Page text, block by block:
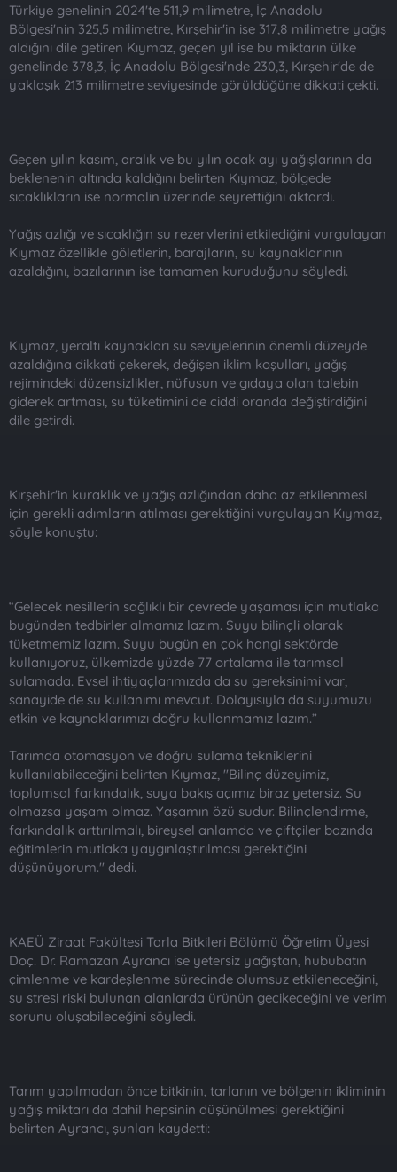
Türkiye genelinin 2024'te 511,9 milimetre, İç Anadolu
Bölgesi'nin 325,5 milimetre, Kırşehir'in ise 317,8 milimetre yağış
aldığını dile getiren Kıymaz, geçen yıl ise bu miktarın ülke
genelinde 378,3, İç Anadolu Bölgesi'nde 230,3, Kırşehir'de de
yaklaşık 213 milimetre seviyesinde görüldüğüne dikkati çekti.
Geçen yılın kasım, aralık ve bu yılın ocak ayı yağışlarının da
beklenenin altında kaldığını belirten Kıymaz, bölgede
sıcaklıkların ise normalin üzerinde seyrettiğini aktardı.
Yağış azlığı ve sıcaklığın su rezervlerini etkilediğini vurgulayan
Kıymaz özellikle göletlerin, barajların, su kaynaklarının
azaldığını, bazılarının ise tamamen kuruduğunu söyledi.
Kıymaz, yeraltı kaynakları su seviyelerinin önemli düzeyde
azaldığına dikkati çekerek, değişen iklim koşulları, yağış
rejimindeki düzensizlikler, nüfusun ve gıdaya olan talebin
giderek artması, su tüketimini de ciddi oranda değiştirdiğini
dile getirdi.
Kırşehir'in kuraklık ve yağış azlığından daha az etkilenmesi
için gerekli adımların atılması gerektiğini vurgulayan Kıymaz,
şöyle konuştu:
“Gelecek nesillerin sağlıklı bir çevrede yaşaması için mutlaka
bugünden tedbirler almamız lazım. Suyu bilinçli olarak
tüketmemiz lazım. Suyu bugün en çok hangi sektörde
kullanıyoruz, ülkemizde yüzde 77 ortalama ile tarımsal
sulamada. Evsel ihtiyaçlarımızda da su gereksinimi var,
sanayide de su kullanımı mevcut. Dolayısıyla da suyumuzu
etkin ve kaynaklarımızı doğru kullanmamız lazım.”
Tarımda otomasyon ve doğru sulama tekniklerini
kullanılabileceğini belirten Kıymaz, "Bilinç düzeyimiz,
toplumsal farkındalık, suya bakış açımız biraz yetersiz. Su
olmazsa yaşam olmaz. Yaşamın özü sudur. Bilinçlendirme,
farkındalık arttırılmalı, bireysel anlamda ve çiftçiler bazında
eğitimlerin mutlaka yaygınlaştırılması gerektiğini
düşünüyorum." dedi.
KAEÜ Ziraat Fakültesi Tarla Bitkileri Bölümü Öğretim Üyesi
Doç. Dr. Ramazan Ayrancı ise yetersiz yağıştan, hububatın
çimlenme ve kardeşlenme sürecinde olumsuz etkileneceğini,
su stresi riski bulunan alanlarda ürünün gecikeceğini ve verim
sorunu oluşabileceğini söyledi.
Tarım yapılmadan önce bitkinin, tarlanın ve bölgenin ikliminin
yağış miktarı da dahil hepsinin düşünülmesi gerektiğini
belirten Ayrancı, şunları kaydetti: